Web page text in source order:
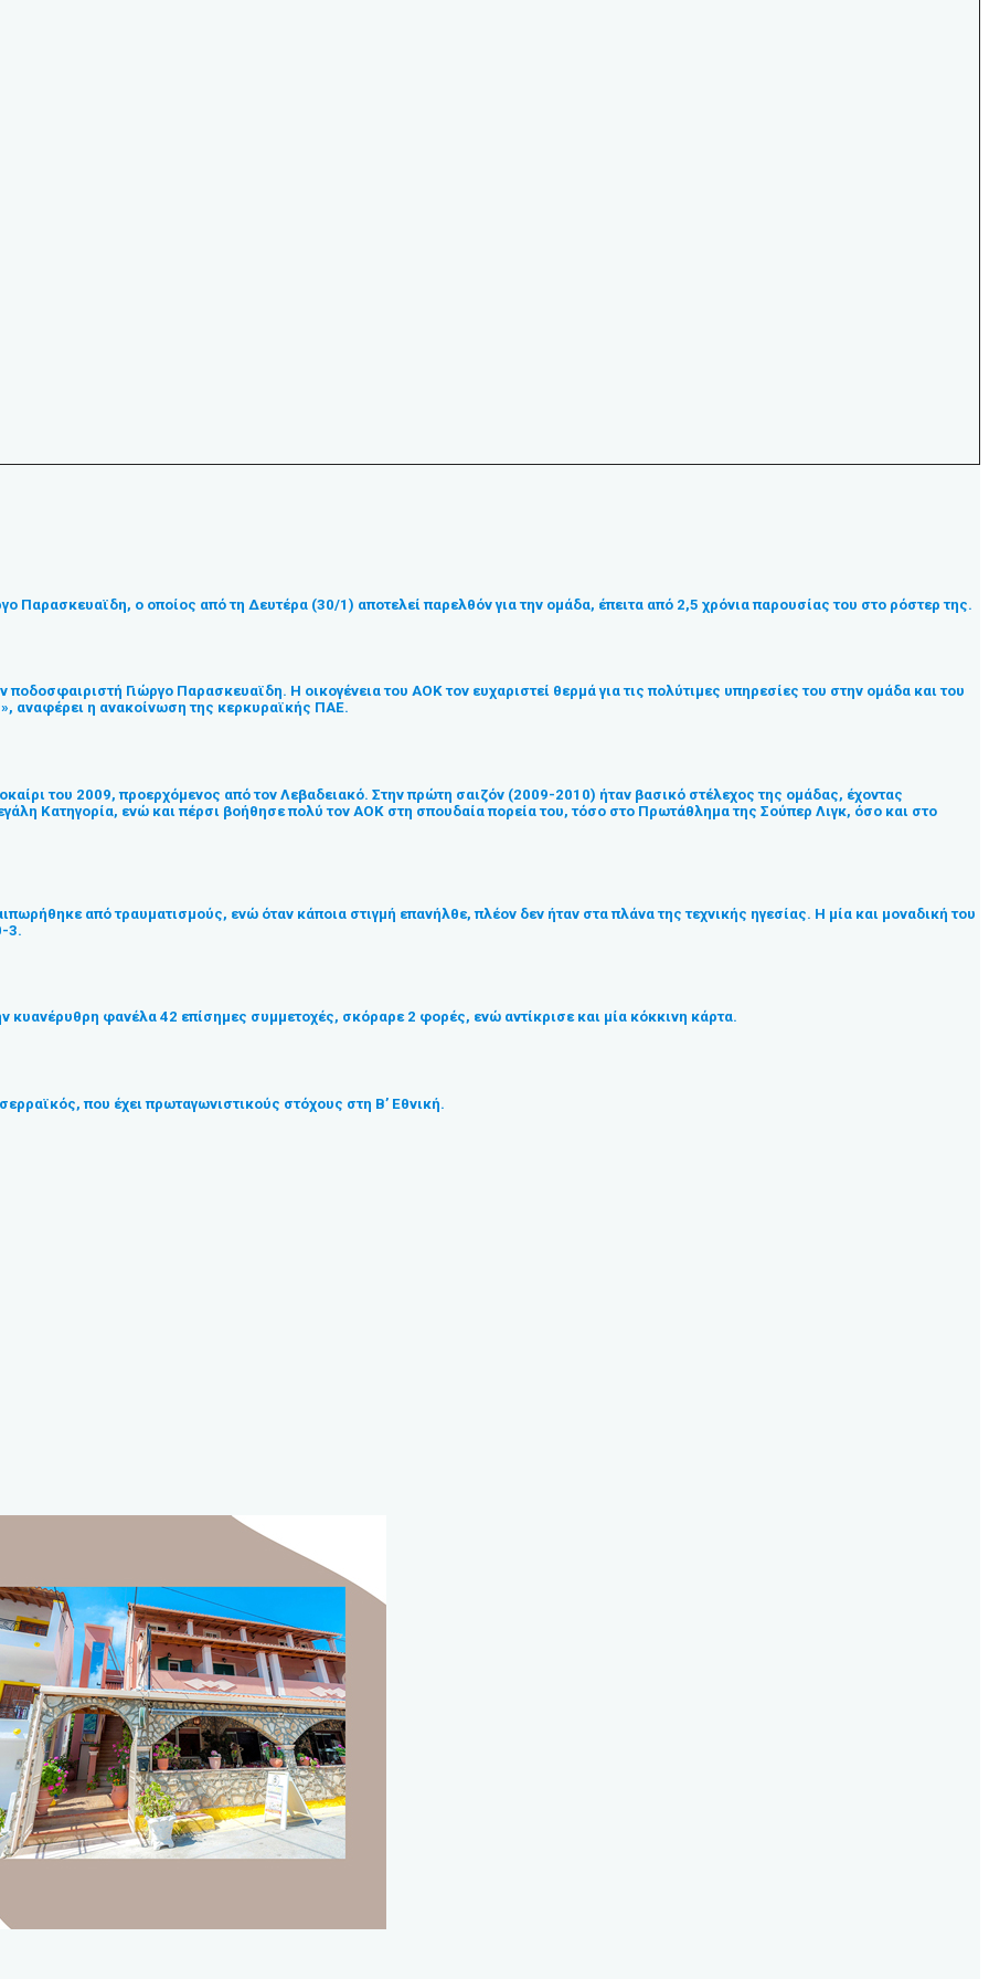
Παρασκευαϊδη, ο οποίος από τη Δευτέρα (30/1) αποτελεί παρελθόν για την ομάδα, έπειτα από 2,5 χρόνια παρουσίας του στο ρόστερ της.
Γιώργο Παρασκευαϊδη. Η οικογένεια του ΑΟΚ τον ευχαριστεί θερμά για τις πολύτιμες υπηρεσίες του στην ομάδα και του
αναφέρει η ανακοίνωση της κερκυραϊκής ΠΑΕ.
του 2009, προερχόμενος από τον Λεβαδειακό. Στην πρώτη σαιζόν (2009-2010) ήταν βασικό στέλεχος της ομάδας, έχοντας
Κατηγορία, ενώ και πέρσι βοήθησε πολύ τον ΑΟΚ στη σπουδαία πορεία του, τόσο στο Πρωτάθλημα της Σούπερ Λιγκ, όσο και στο
από τραυματισμούς, ενώ όταν κάποια στιγμή επανήλθε, πλέον δεν ήταν στα πλάνα της τεχνικής ηγεσίας. Η μία και μοναδική του
3.
κυανέρυθρη φανέλα 42 επίσημες συμμετοχές, σκόραρε 2 φορές, ενώ αντίκρισε και μία κόκκινη κάρτα.
που έχει πρωταγωνιστικούς στόχους στη Β’ Εθνική.